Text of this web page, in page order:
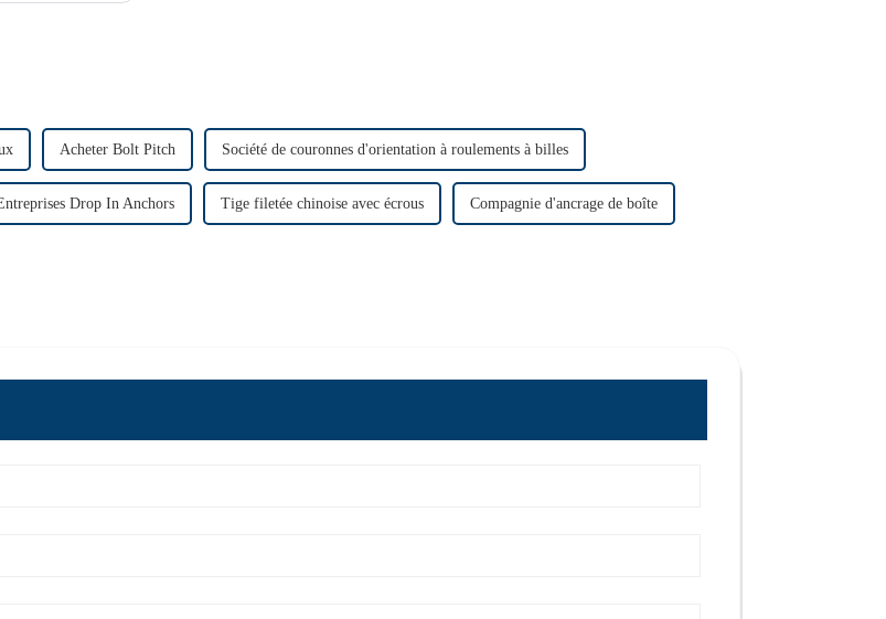
Acheter Bolt Pitch Société de couronnes d'orientation à roulements à billes
Drop In Anchors Tige filetée chinoise avec écrous Compagnie d'ancrage de boîte